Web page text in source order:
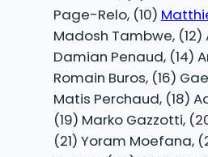
Page-Relo, (10)
Madosh Tambwe, (12)
Damian Penaud, (14)
Romain Buros, (16)
Matis Perchaud, (18)
(19) Marko Gazzotti,
(21) Yoram Moefana,